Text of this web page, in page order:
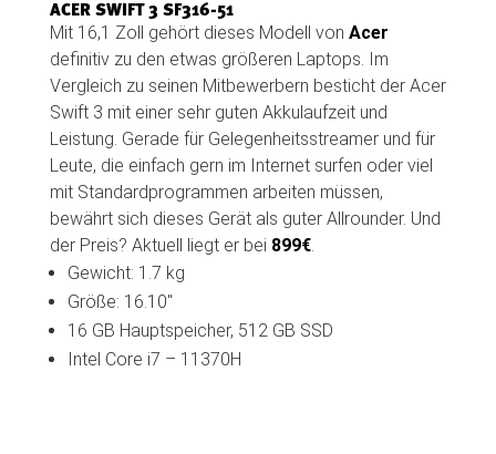
ACER SWIFT 3 SF316-51
Mit 16,1 Zoll gehört dieses Modell von Acer
definitiv zu den etwas größeren Laptops. Im
Vergleich zu seinen Mitbewerbern besticht der Acer
Swift 3 mit einer sehr guten Akkulaufzeit und
Leistung. Gerade für Gelegenheitsstreamer und für
Leute, die einfach gern im Internet surfen oder viel
mit Standardprogrammen arbeiten müssen,
bewährt sich dieses Gerät als guter Allrounder. Und
der Preis? Aktuell liegt er bei 899€.
Gewicht: 1.7 kg
Größe: 16.10″
16 GB Hauptspeicher, 512 GB SSD
Intel Core i7 – 11370H